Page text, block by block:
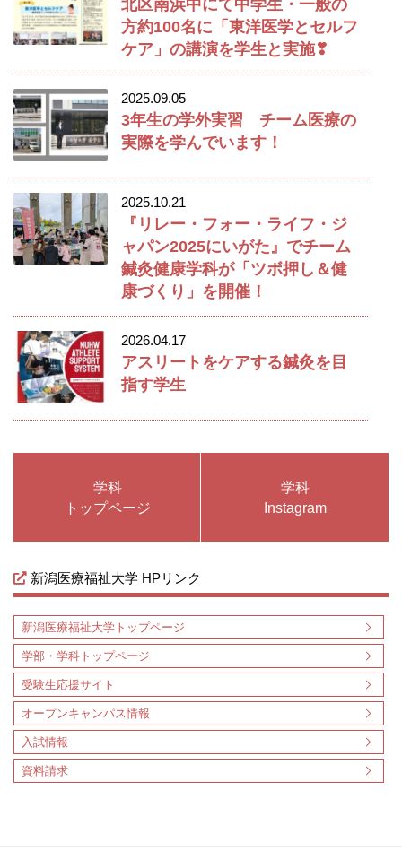
方約100名に「東洋医学とセルフ
ケア」の講演を学生と実施❣
2025.09.05
3年生の学外実習 チーム医療の
実際を学んでいます！
2025.10.21
『リレー・フォー・ライフ・ジ
ャパン2025にいがた』でチーム
鍼灸健康学科が「ツボ押し＆健
康づくり」を開催！
2026.04.17
アスリートをケアする鍼灸を目
指す学生
学科
トップページ
学科
Instagram
新潟医療福祉大学 HPリンク
新潟医療福祉大学トップページ
学部・学科トップページ
受験生応援サイト
オープンキャンパス情報
入試情報
資料請求